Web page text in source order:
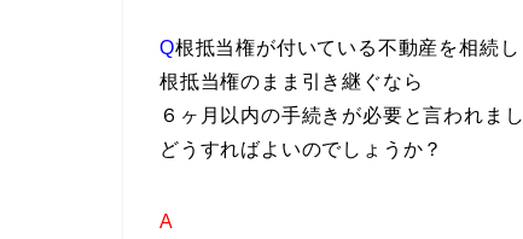
Q根抵当権が付いている不動産を相続し
根抵当権のまま引き継ぐなら
６ヶ月以内の手続きが必要と言われまし
どうすればよいのでしょうか？
A